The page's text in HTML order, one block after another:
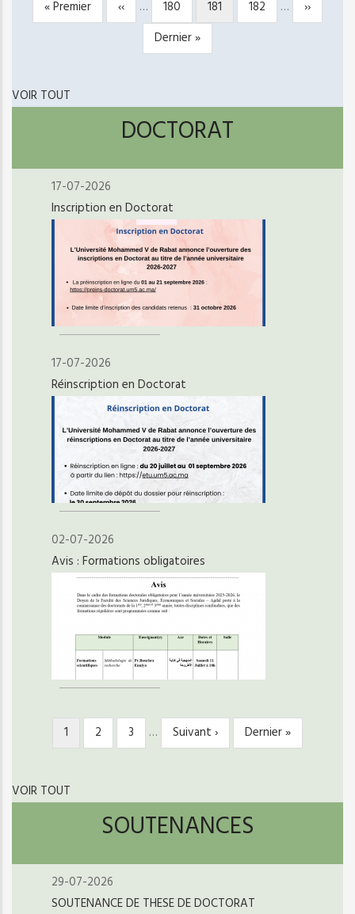
PAGINATION
Première
page
« Premier
Page
précédente
‹‹ … Page
180
Page
courante
181 Page
182 …
Page
suivante
››
Dernière
page
Dernier »
VOIR TOUT
DOCTORAT
17-07-2026
Inscription en Doctorat
17-07-2026
Réinscription en Doctorat
02-07-2026
Avis : Formations obligatoires
PAGINATION
Page
courante
1 Page
2 Page
3 …
Page
suivante
Suivant ›
Dernière
page
Dernier »
VOIR TOUT
SOUTENANCES
29-07-2026
SOUTENANCE DE THESE DE DOCTORAT